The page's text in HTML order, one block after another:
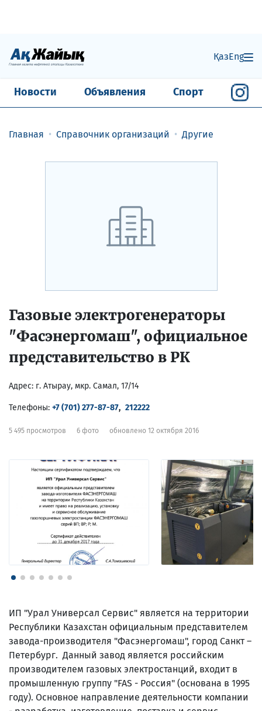
ҚазEng
Новости Объявления Спорт
Главная Справочник организаций Другие
Газовые электрогенераторы
"Фасэнергомаш", официальное
представительство в РК
Адрес: г. Атырау, мкр. Самал, 17/14
Телефоны: +7 (701) 277-87-87, 212222
5 495 просмотров 6 фото обновлено 12 октября 2016
ИП "Урал Универсал Сервис" является на территории
Республики Казахстан официальным представителем
завода-производителя "Фасэнергомаш", город Санкт –
Петербург. Данный завод является российским
производителем газовых электростанций, входит в
промышленную группу "FAS - Россия" (основана в 1995
году). Основное направление деятельности компании